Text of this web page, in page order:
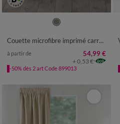
Couette microfibre imprimé carreaux 200 g/m²
à partir de 54,99 €
+ 0,53 €
-50% dès 2 art Code 899013